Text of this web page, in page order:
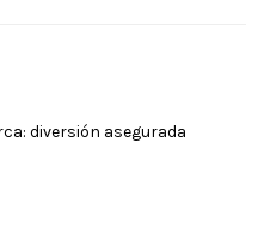
diversión asegurada